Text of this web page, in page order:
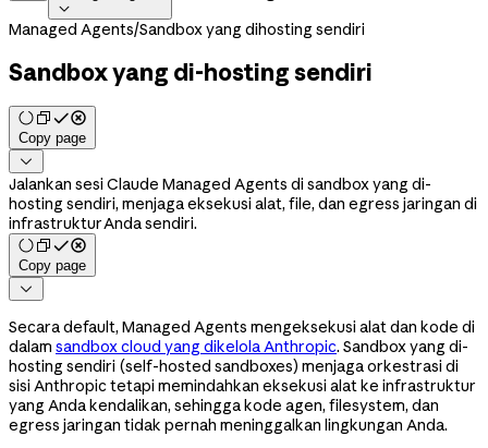

Managed Agents/Sandbox yang dihosting sendiri
Sandbox yang di-hosting sendiri
Copy page

Jalankan sesi Claude Managed Agents di sandbox yang di-
hosting sendiri, menjaga eksekusi alat, file, dan egress jaringan di
infrastruktur Anda sendiri.
Copy page

Secara default, Managed Agents mengeksekusi alat dan kode di
dalam sandbox cloud yang dikelola Anthropic. Sandbox yang di-
hosting sendiri (self-hosted sandboxes) menjaga orkestrasi di
sisi Anthropic tetapi memindahkan eksekusi alat ke infrastruktur
yang Anda kendalikan, sehingga kode agen, filesystem, dan
egress jaringan tidak pernah meninggalkan lingkungan Anda.